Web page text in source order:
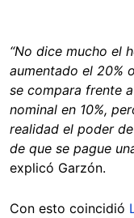
“No dice mucho el
aumentado el 20%
se compara frente
nominal en 10%,
realidad el poder
de que se pague
explicó Garzón.
Con esto coincidió